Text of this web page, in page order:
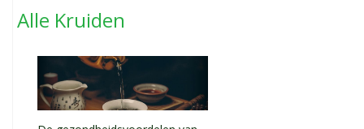
Alle Kruiden